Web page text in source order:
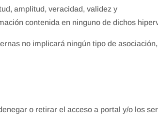
amplitud, veracidad, validez y
contenida en ninguno de dichos
no implicará ningún tipo de
o retirar el acceso a portal y/o los